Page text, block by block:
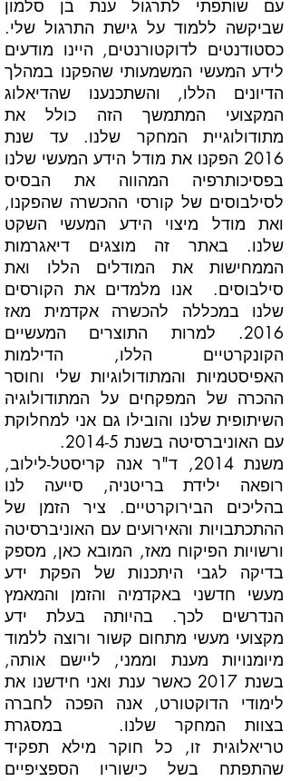
עם שותפתי לתרגול ענת בן סלמון
שביקשה ללמוד על גישת התרגול שלי.
כסטודנטים לדוקטורנטים, היינו מודעים
לידע המעשי המשמעותי שהפקנו במהלך
הדיונים הללו, והשתכנענו שהדיאלוג
המקצועי המתמשך הזה כולל את
מתודולוגיית המחקר שלנו. עד שנת
2016 הפקנו את מודל הידע המעשי שלנו
בפסיכותרפיה המהווה את הבסיס
לסילבוסים של קורסי ההכשרה שהפקנו,
ואת מודל מיצוי הידע המעשי השקט
שלנו. באתר זה מוצגים דיאגרמות
הממחישות את המודלים הללו ואת
סילבוסים. אנו מלמדים את הקורסים
שלנו במכללה להכשרה אקדמית מאז
2016. למרות התוצרים המעשיים
הקונקרטיים הללו, הדילמות
האפיסטמיות והמתודולוגיות שלי וחוסר
ההכרה של המפקחים על המתודולוגיה
השיתופית שלנו והובילו גם אני למחלוקת
עם האוניברסיטה בשנת 2014-5.
משנת 2014, ד"ר אנה קריסטל-לילוב,
רופאה ילידת בריטניה, סייעה לנו
בהליכים הבירוקרטיים. ציר הזמן של
ההתכתבויות והאירועים עם האוניברסיטה
ורשויות הפיקוח מאז, המובא כאן, מספק
בדיקה לגבי היתכנות של הפקת ידע
מעשי חדשני באקדמיה והזמן והמאמץ
הנדרשים לכך. בהיותה בעלת ידע
מקצועי מעשי מתחום קשור ורוצה ללמוד
מיומנויות מענת וממני, ליישם אותה,
בשנת 2017 כאשר ענת ואני חידשנו את
לימודי הדוקטורט, אנה הפכה לחברה
בצוות המחקר שלנו. במסגרת
טריאלוגית זו, כל חוקר מילא תפקיד
שהתפתח בשל כישוריו הספציפיים